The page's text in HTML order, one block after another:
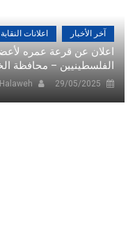
آخر الأخبار اعلانات النقابة
اعلان عن قرعة عمره لأعضاء
الفلسطينيين – محافظة
29/05/2025